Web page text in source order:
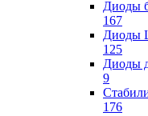
Диоды
167
Диоды
125
Диоды
9
176